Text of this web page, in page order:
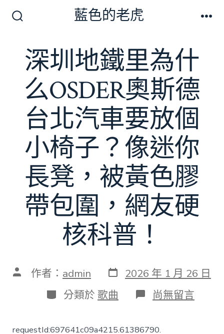
切
換
開
藍色的老虎
深圳地鐵里為什
么OSDER奧斯德
台北汽車要放個
小椅子？像迷你
長凳，被黃色膠
帶包圍，網友硬
核科普！
文 作者： admin 發
表
日
期
2026 年 1 月 26 日
分
類
分類於 歌曲 在
〈深
地
尚無留言
requestId:697641c09a4215.61386790.